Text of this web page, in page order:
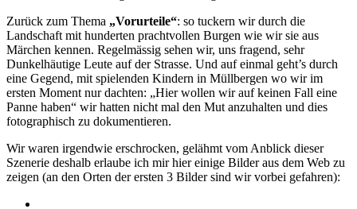
Zurück zum Thema „Vorurteile“: so tuckern wir durch die
Landschaft mit hunderten prachtvollen Burgen wie wir sie aus
Märchen kennen. Regelmässig sehen wir, uns fragend, sehr
Dunkelhäutige Leute auf der Strasse. Und auf einmal geht’s durch
eine Gegend, mit spielenden Kindern in Müllbergen wo wir im
ersten Moment nur dachten: „Hier wollen wir auf keinen Fall eine
Panne haben“ wir hatten nicht mal den Mut anzuhalten und dies
fotographisch zu dokumentieren.
Wir waren irgendwie erschrocken, gelähmt vom Anblick dieser
Szenerie deshalb erlaube ich mir hier einige Bilder aus dem Web zu
zeigen (an den Orten der ersten 3 Bilder sind wir vorbei gefahren):